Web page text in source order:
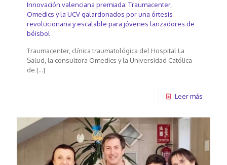
Innovación valenciana premiada: Traumacenter,
Omedics y la UCV galardonados por una órtesis
revolucionaria y escalable para jóvenes lanzadores de
béisbol
Traumacenter, clínica traumatológica del Hospital La
Salud, la consultora Omedics y la Universidad Católica
de […]
Leer más